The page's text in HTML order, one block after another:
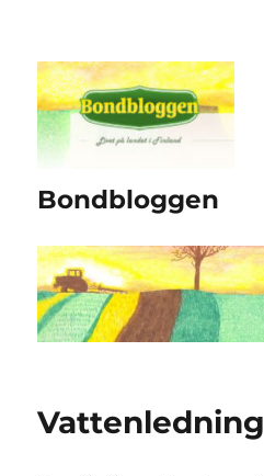
Bondbloggen
Vattenledning